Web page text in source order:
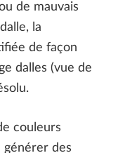
de mauvais
la
de façon
dalles (vue de
couleurs
générer des